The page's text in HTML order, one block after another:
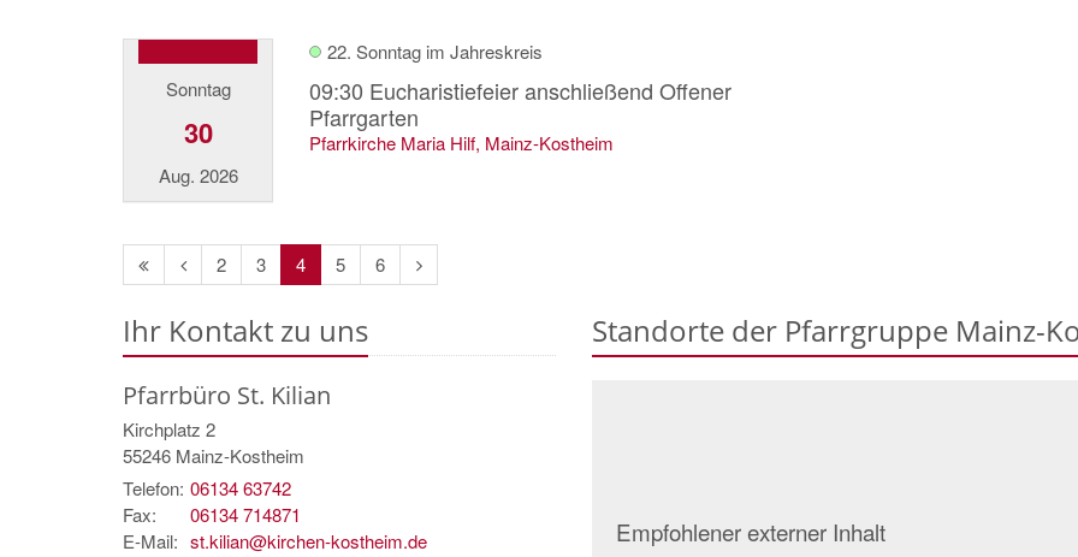
Sonntag
30
Aug. 2026
22. Sonntag im Jahreskreis
09:30 Eucharistiefeier anschließend Offener
Pfarrgarten
Pfarrkirche Maria Hilf, Mainz-Kostheim
Erste
Seite
Vorherige
Seite
2 3 4 5 6
Nächste
Seite
Ihr Kontakt zu uns
Pfarrbüro St. Kilian
Kirchplatz 2
55246 Mainz-Kostheim
Telefon: 06134 63742
Fax:
06134 714871
E-Mail: st.kilian@kirchen-kostheim.de
Standorte der Pfarrgruppe Mainz-
Empfohlener externer Inhalt